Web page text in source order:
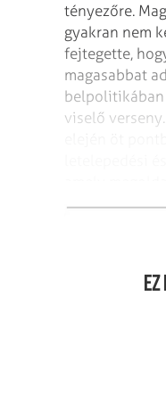
tényezőre.
gyakran nem
fejtegette,
magasabbat
belpolitikában
viselő
lehetővé a